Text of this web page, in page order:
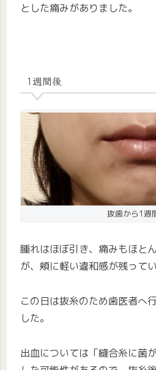
とした痛みがありました。
1週間後
抜歯から1週
腫れはほぼ引き、痛みもほと
が、頬に軽い違和感が残ってい
この日は抜糸のため歯医者へ
した。
出血については「縫合糸に菌